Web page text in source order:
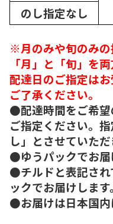
のし指定なし
※月のみや旬のみ
「月」と「旬」を
配達日のご指定はお
ご了承ください。
●配達時間をご希望
ご指定ください。
し」とさせていただ
●ゆうパックでお届
●チルドと表記され
ックでお届けします。
●お届けは日本国内